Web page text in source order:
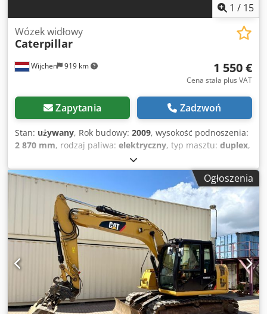
1 / 15
Wijchen 919 km
Wózek widłowy
Caterpillar
1 550 €
Cena stała plus VAT
Zapytania Zadzwoń
Stan: używany, Rok budowy: 2009, wysokość podnoszenia:
2 870 mm, rodzaj paliwa: elektryczny, typ masztu: duplex,
, całkowita wysokość:
całkowita długość:1 960 mm, całkowita szerokość:850 mm,
kolor:czarny, Masa własna: 1270 kg Udźwig: 1200 kg - Rok
produkcji: 2009 - Dostępna dokumentacja: Tak - Typ
dokumentacji: Instrukcja obsługi - Obecność oznakowania
CE: Tak - Obecność certyfikatu CE: Nie - Numer seryjny:
7XL00043 - Typ: Wózek widłowy - Udźwig: 1200 kg -
Wysokość podnoszenia: 2870 mm - Wysokość przejazdowa:
1950 mm - Długość wideł: 1140 mm - Szerokość wideł: 560
mm - Maszt: Duplex Dksdpszrmglefx Am Djr - Napęd:
Elektryczny - Informacje o akumulatorze: - Marka/typ: PZS
345 - Rok produkcji akumulatora: 2009 - Pojemność: 345 Ah
- Napięcie akumulatora: 24 V - Długość korytki [mm]: 790 -
Ogłoszenia